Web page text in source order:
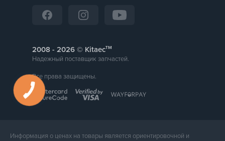
2008 - © Kitaecтм
Надежный поставщик запчастей.
Все права защищены.
Информация о ценах на товары является ориентировочной и